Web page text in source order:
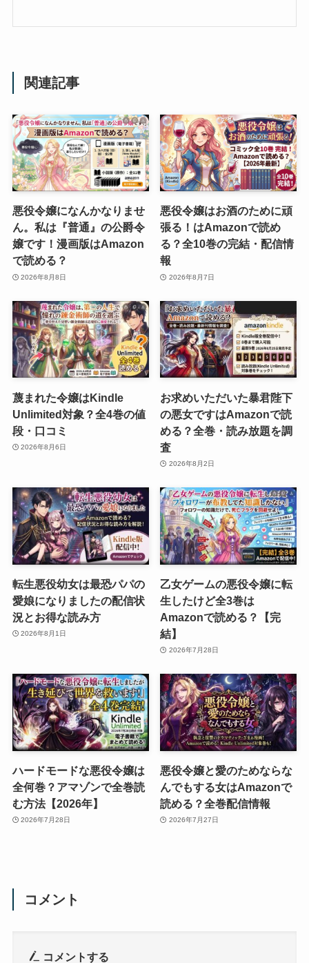
関連記事
悪役令嬢になんかなりませ
ん。私は『普通』の公爵令
嬢です！漫画版はAmazon
で読める？
2026年8月8日
悪役令嬢はお酒のために頑
張る！はAmazonで読め
る？全10巻の完結・配信情
報
2026年8月7日
蔑まれた令嬢はKindle
Unlimited対象？全4巻の値
段・口コミ
2026年8月6日
お求めいただいた暴君陛下
の悪女ですはAmazonで読
める？全巻・読み放題を調
査
2026年8月2日
転生悪役幼女は最恐パパの
愛娘になりましたの配信状
況とお得な読み方
2026年8月1日
乙女ゲームの悪役令嬢に転
生したけど全3巻は
Amazonで読める？【完
結】
2026年7月28日
ハードモードな悪役令嬢は
全何巻？アマゾンで全巻読
む方法【2026年】
2026年7月28日
悪役令嬢と愛のためならな
んでもする女はAmazonで
読める？全巻配信情報
2026年7月27日
コメント
コメントする